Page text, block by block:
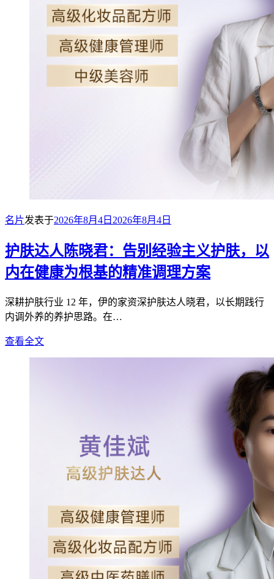
名片发表于2026年8月4日 2026年8月4日
护肤达人陈晓君：告别经验主义护肤，以
内在健康为根基的精准调理方案
深耕护肤行业 12 年，伊的家资深护肤达人晓君，以长期践行
内调外养的养护思路。在…
查看全文